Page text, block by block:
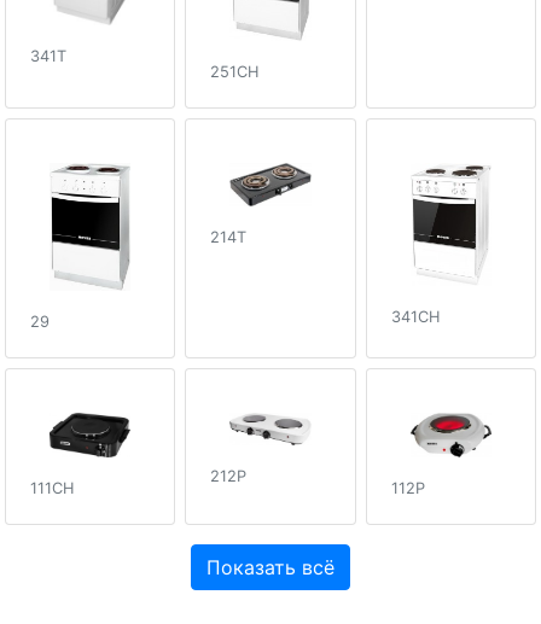
341T
251CH
29
214T
341CH
111CH
212P
112P
Показать всё